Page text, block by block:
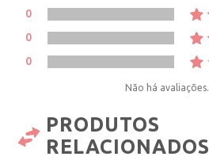
0
0
0
Não há avaliações.
PRODUTOS
RELACIONADOS